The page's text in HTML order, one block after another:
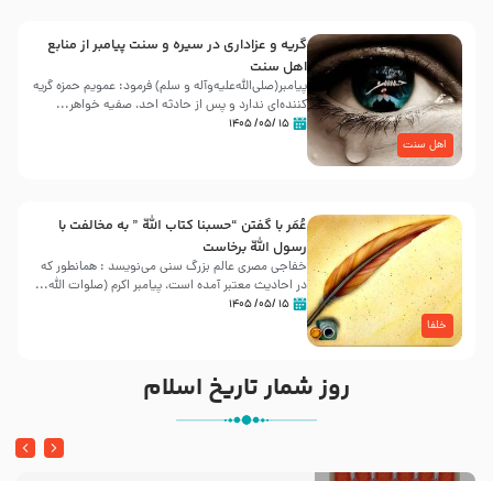
اهل سنت
گریه و عزاداری در سیره و سنت پیامبر از منابع
اهل سنت
پیامبر(صلی‌الله‌علیه‌وآله و سلم) فرمود: عمویم حمزه گریه
کننده‌ای ندارد و پس از حادثه احد، صفیه خواهر...
۱۵ /۰۵/ ۱۴۰۵
خلفا
عُمَر با گفتن “حسبنا كتاب اللّه ” به مخالفت با
رسول اللّه برخاست
خفاجی مصری عالم بزرگ سنی می‌نویسد : همانطور که
در احادیث معتبر آمده است، پیامبر اکرم (صلوات اللّه...
۱۵ /۰۵/ ۱۴۰۵
روز شمار تاریخ اسلام